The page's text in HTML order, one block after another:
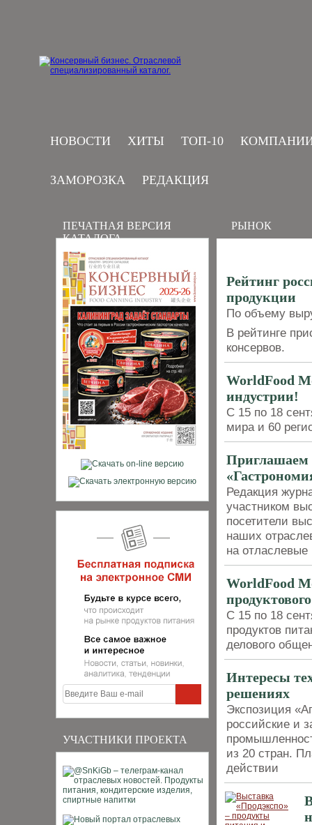
НОВОСТИ ХИТЫ ТОП-10
ЗАМОРОЗКА РЕДАКЦИЯ
ПЕЧАТНАЯ ВЕРСИЯ
КАТАЛОГА
УЧАСТНИКИ ПРОЕКТА
РЫНОК
Рейтинг
продукции
По объему
В рейтинге
консервов.
WorldFood
индустрии!
С 15 по 18
мира и 60
Приглашаем
Редакция
участником
посетители
наших
на
WorldFood
С 15 по 18
продуктов
делового
Интересы
решениях
Экспозиция
российские и
из 20 стран.
действии